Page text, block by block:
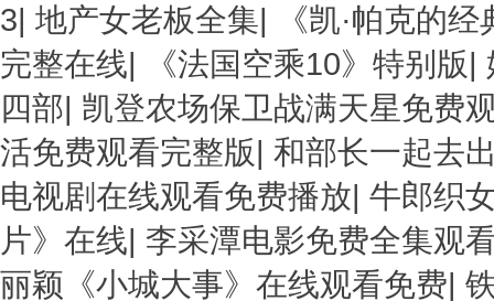
3| 地产女老板全集|
《凯·帕克的
完整在线| 《法国空乘10》特别版|
四部| 凯登农场保卫战满天星免费
活免费观看完整版| 和部长一起去
电视剧在线观看免费播放| 牛郎织
片》在线| 李采潭电影免费全集观
丽颖《小城大事》在线观看免费|